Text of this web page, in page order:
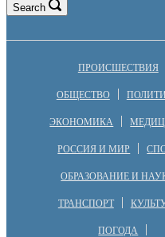
Search
ПРОИСШЕСТВИЯ
ОБЩЕСТВО
ЭКОНОМИКА
РОССИЯ И МИР
ОБРАЗОВАНИЕ И
ТРАНСПОРТ
ПОГОДА